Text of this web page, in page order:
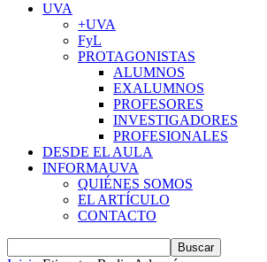
UVA
+UVA
FyL
PROTAGONISTAS
ALUMNOS
EXALUMNOS
PROFESORES
INVESTIGADORES
PROFESIONALES
DESDE EL AULA
INFORMAUVA
QUIÉNES SOMOS
EL ARTÍCULO
CONTACTO